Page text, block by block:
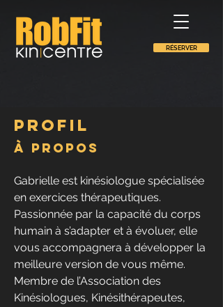
RÉSERVER
Profil
À propos
Gabrielle est kinésiologue spécialisée
en exercices thérapeutiques.
Passionnée par la capacité du corps
humain à s’adapter et à évoluer, elle
vous accompagnera à développer la
meilleure version de vous même.
Membre de l’Association des
Kinésiologues, Kinésithérapeutes,